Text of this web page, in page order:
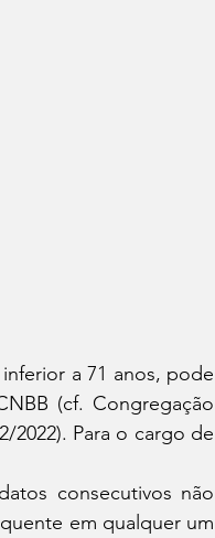
a 71 anos, pode
(cf. Congregação
2022). Para o cargo de
consecutivos não
em qualquer um